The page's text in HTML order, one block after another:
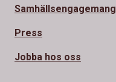
Samhällsengagemang
Press
Jobba hos oss